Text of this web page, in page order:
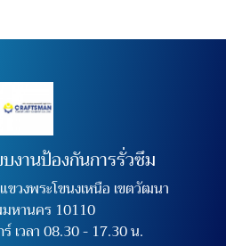
งานป้องกันการรั่วซึม
วงพระโขนงเหนือ เขตวัฒนา
มหานคร 10110
เวลา 08.30 - 17.30 น.